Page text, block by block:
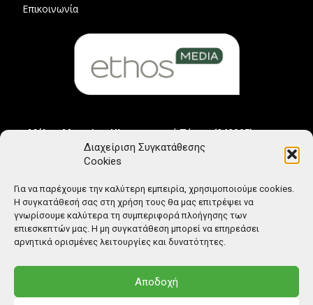
Διαχείριση Συγκατάθεσης
Cookies
Για να παρέχουμε την καλύτερη εμπειρία, χρησιμοποιούμε cookies.
Η συγκατάθεσή σας στη χρήση τους θα μας επιτρέψει να
γνωρίσουμε καλύτερα τη συμπεριφορά πλοήγησης των
επιεσκεπτών μας. Η μη συγκατάθεση μπορεί να επηρεάσει
αρνητικά ορισμένες λειτουργίες και δυνατότητες.
Αποδοχή
Επικοινωνία
Μέλος Μητρώου Ηλεκτρονικού Τύπου (242225)